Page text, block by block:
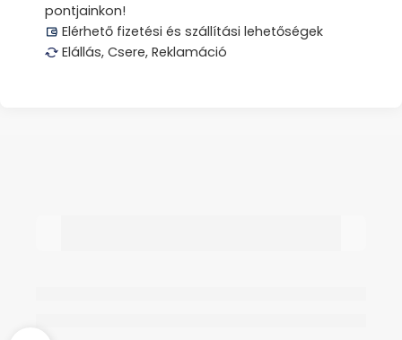
pontjainkon!
Elérhető fizetési és szállítási lehetőségek
Elállás, Csere, Reklamáció